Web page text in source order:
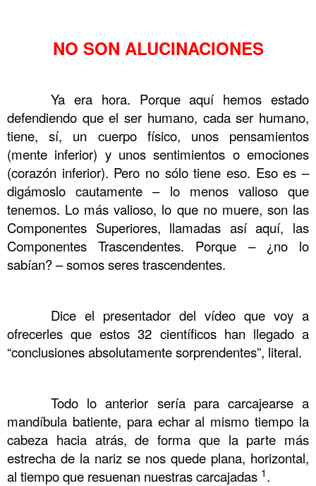
NO SON ALUCINACIONES
Ya era hora. Porque aquí hemos estado
defendiendo que el ser humano, cada ser humano,
tiene, sí, un cuerpo físico, unos pensamientos
(mente inferior) y unos sentimientos o emociones
(corazón inferior). Pero no sólo tiene eso. Eso es –
digámoslo cautamente – lo menos valioso que
tenemos. Lo más valioso, lo que no muere, son las
Componentes Superiores, llamadas así aquí, las
Componentes Trascendentes. Porque – ¿no lo
sabían? – somos seres trascendentes.
Dice el presentador del vídeo que voy a
ofrecerles que estos 32 científicos han llegado a
“conclusiones absolutamente sorprendentes”, literal.
Todo lo anterior sería para carcajearse a
mandíbula batiente, para echar al mismo tiempo la
cabeza hacia atrás, de forma que la parte más
estrecha de la nariz se nos quede plana, horizontal,
al tiempo que resuenan nuestras carcajadas 1 .